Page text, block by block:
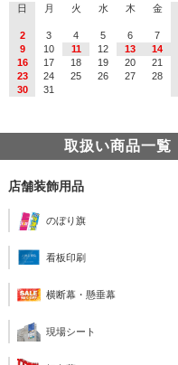
日 月 火 水 木 金
2
3 4 5 6 7
9
10 11 12 13 14
16
17 18 19 20 21
23
24 25 26 27 28
30
31
取扱い商品一覧
店舗装飾用品
のぼり旗
看板印刷
横断幕・懸垂幕
現場シート